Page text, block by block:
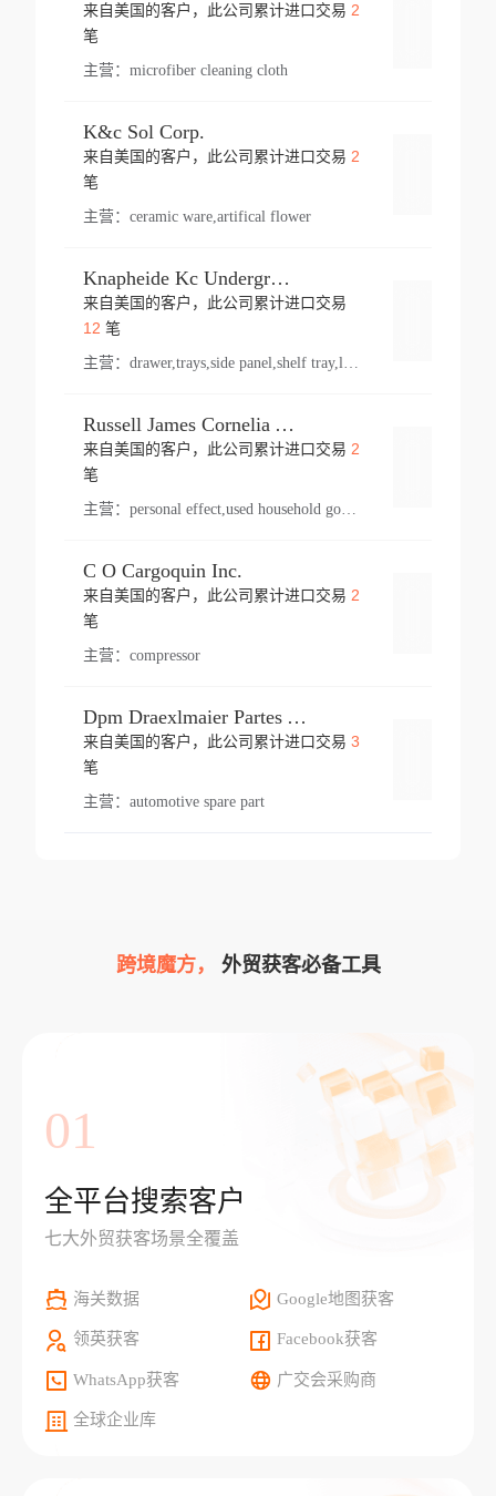
来自美国的客户，此公司累计进口交易 2
笔
主营： microfiber cleaning cloth
K&c Sol Corp.
来自美国的客户，此公司累计进口交易 2
笔
主营： ceramic ware,artifical flower
Knapheide Kc Underground
来自美国的客户，此公司累计进口交易
12 笔
主营：
Russell James Cornelia Arlington Va
来自美国的客户，此公司累计进口交易 2
笔
主营： personal effect,used household goods
C O Cargoquin Inc.
来自美国的客户，此公司累计进口交易 2
笔
主营： compressor
Dpm Draexlmaier Partes Automotrices Corr Ind Huejotzingo
来自美国的客户，此公司累计进口交易 3
笔
主营： automotive spare part
跨境魔方， 外贸获客必备工具
01
全平台搜索客户
七大外贸获客场景全覆盖
海关数据 Google地图获客
领英获客 Facebook获客
WhatsApp获客 广交会采购商
全球企业库